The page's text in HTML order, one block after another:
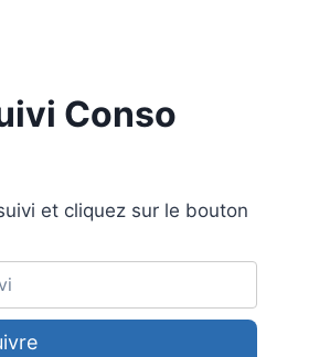
Conso
et cliquez sur le bouton